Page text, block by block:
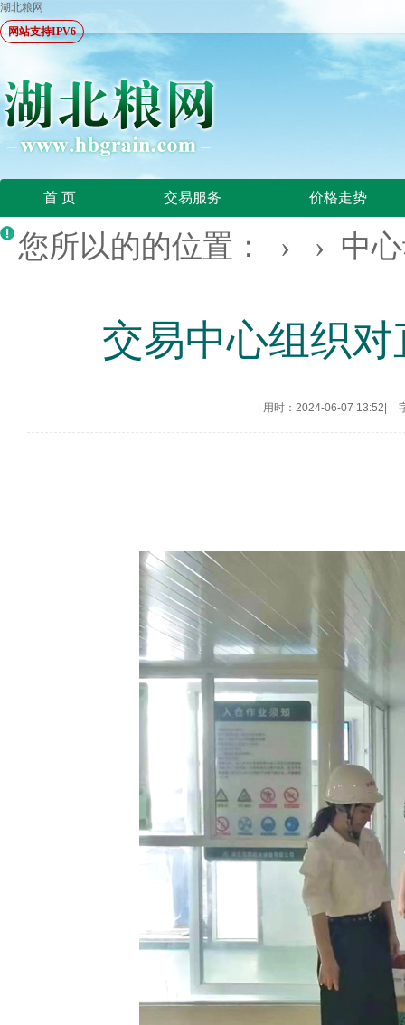
湖北粮网
网站支持IPV6
首 页 交易服务 价格走势
您所以的的位置： › › 中
交易中心组织
用时：2024-06-07 13:52